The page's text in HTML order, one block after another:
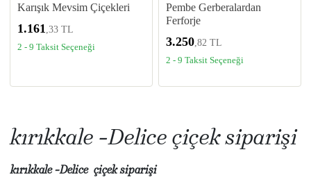
Karışık Mevsim Çiçekleri
1.161 ,33 TL
2 - 9 Taksit Seçeneği
Pembe Gerberalardan
Ferforje
3.250 ,82 TL
2 - 9 Taksit Seçeneği
kırıkkale -Delice çiçek siparişi
kırıkkale -Delice çiçek siparişi